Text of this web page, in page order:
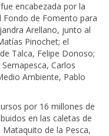
encabezada por la
Fondo de Fomento para
Arellano, junto al
Pinochet; el
Talca, Felipe Donoso;
Carlos
Ambiente, Pablo
por 16 millones de
en las caletas de
de la Pesca,